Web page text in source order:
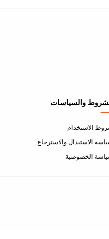
والسياسات
الاستخدام
الاستبدال والاسترجاع
الخصوصية